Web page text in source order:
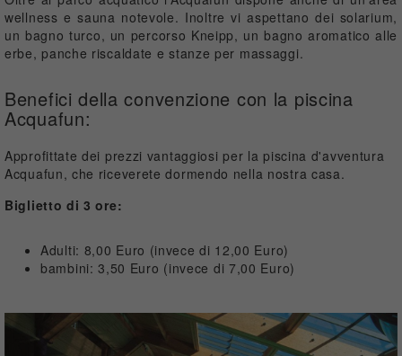
wellness e sauna notevole. Inoltre vi aspettano dei solarium,
un bagno turco, un percorso Kneipp, un bagno aromatico alle
erbe, panche riscaldate e stanze per massaggi.
Benefici della convenzione con la piscina
Acquafun:
Approfittate dei prezzi vantaggiosi per la piscina d'avventura
Acquafun, che riceverete dormendo nella nostra casa.
Biglietto di 3 ore:
Adulti: 8,00 Euro (invece di 12,00 Euro)
bambini: 3,50 Euro (invece di 7,00 Euro)